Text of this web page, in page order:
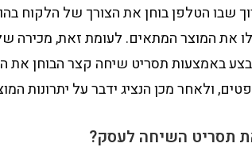
שבו הטלפן בוחן את הצורך של הלקוח
את המוצר המתאים. לעומת זאת, מכירה של
באמצעות תסריט שיחה קצר הבוחן את
ולאחר מכן הנציג ידבר על יתרונות
תסריט השיחה לעסק?